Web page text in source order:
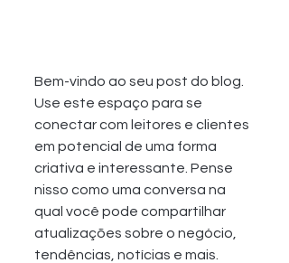
Bem-vindo ao seu post do blog.
Use este espaço para se
conectar com leitores e clientes
em potencial de uma forma
criativa e interessante. Pense
nisso como uma conversa na
qual você pode compartilhar
atualizações sobre o negócio,
tendências, notícias e mais.